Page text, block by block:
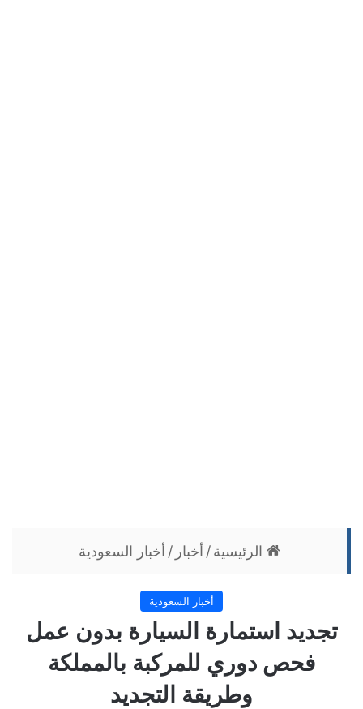
الرئيسية/ أخبار / أخبار السعودية
أخبار السعودية
تجديد استمارة السيارة بدون عمل
فحص دوري للمركبة بالمملكة
وطريقة التجديد